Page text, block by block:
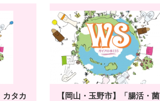
カタカ
【岡山・玉野市】「腸活・菌